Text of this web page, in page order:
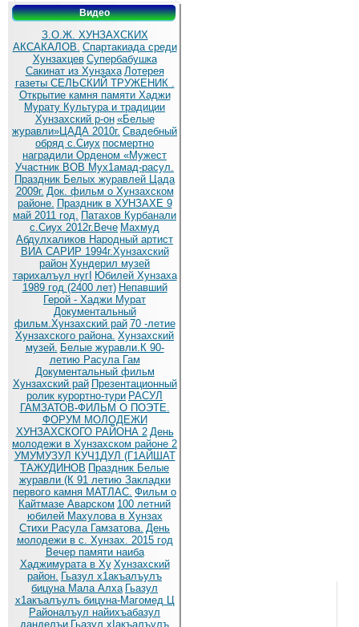
Видео
З.О.Ж. ХУНЗАХСКИХ
АКСАКАЛОВ. Спартакиада среди
Хунзахцев Супербабушка
Сакинат из Хунзаха Лотерея
газеты СЕЛЬСКИЙ ТРУЖЕНИК .
Открытие камня памяти Хаджи
Мурату Культура и традиции
Хунзахский р-он «Белые
журавли»ЦАДА 2010г. Cвадебный
обряд c.Сиух посмертно
наградили Орденом «Мужест
Участник ВОВ Мух1амад-расул.
Праздник Белых журавлей Цада
2009г. Док. фильм о Хунзахском
районе. Праздник в ХУНЗАХЕ 9
май 2011 год. Патахов Курбанали
с.Сиух 2012г.Вече Махмуд
Абдулхаликов Народный артист
ВИА САРИР 1994г.Хунзахский
район Хундерил музей
тарихалъул нугI Юбилей Хунзаха
1989 год (2400 лет) Непавший
Герой - Хаджи Мурат
Документальный
фильм.Хунзахский рай 70 -летие
Хунзахского района. Хунзахский
музей. Белые журавли.К 90-
летию Расула Гам
Документальный фильм
Хунзахский рай Презентационный
ролик курортно-тури РАСУЛ
ГАМЗАТОВ-ФИЛЬМ О ПОЭТЕ.
ФОРУМ МОЛОДЕЖИ
ХУНЗАХСКОГО РАЙОНА 2 День
молодежи в Хунзахском районе 2
УМУМУЗУЛ КУЧ1ДУЛ (Г1АЙШАТ
ТАЖУДИНОВ Праздник Белые
журавли (К 91 летию Закладки
первого камня МАТЛАС. Фильм о
Кайтмазе Аварском 100 летний
юбилей Махулова в Хунзах
Стихи Расула Гамзатова. День
молодежи в с. Хунзах. 2015 год
Вечер памяти наиба
Хаджимурата в Ху Хунзахский
район. Гьазул х1акъалъулъ
бицуна Мала Алха Гьазул
х1акъалъулъ бицуна-Магомед Ц
Районалъул найихъабазул
данделъи Гьазул хIакъалъулъ